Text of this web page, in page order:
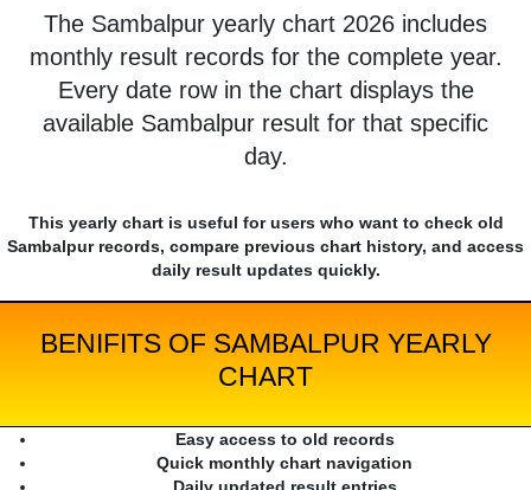
The Sambalpur yearly chart 2026 includes
monthly result records for the complete year.
Every date row in the chart displays the
available Sambalpur result for that specific
day.
This yearly chart is useful for users who want to check old
Sambalpur records, compare previous chart history, and access
daily result updates quickly.
BENIFITS OF SAMBALPUR YEARLY
CHART
Easy access to old records
Quick monthly chart navigation